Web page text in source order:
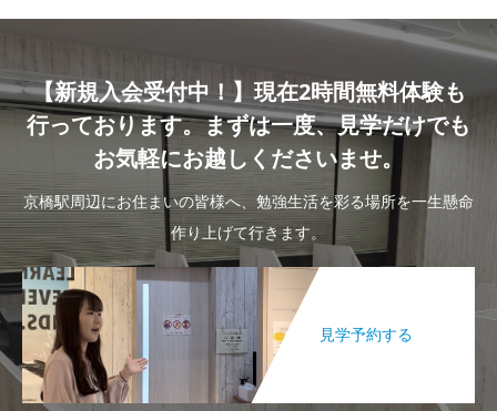
【新規入会受付中！】現在2時間無料体験も
行っております。まずは一度、見学だけでも
お気軽にお越しくださいませ。
京橋駅周辺にお住まいの皆様へ、勉強生活を彩る場所を一生懸命
作り上げて行きます。
見学予約する